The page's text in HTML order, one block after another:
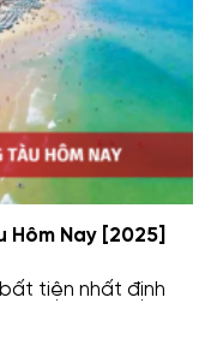
Hôm Nay [2025]
tiện nhất định